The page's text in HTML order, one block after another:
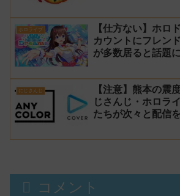
ホロライブ
【仕方ない】ホロ
カウントにフレン
が多数居ると話題
にじさんじ
【注意】熊本の震
じさんじ・ホロラ
たちが次々と配信
コメント